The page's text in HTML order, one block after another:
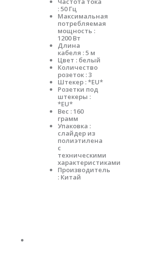
: 50 Гц
Максимальная
потребляемая
мощность :
1200 Вт
Длина
кабеля : 5 м
Цвет : белый
Количество
розеток : 3
Штекер : *EU*
Розетки под
штекеры :
*EU*
Вес : 160
грамм
Упаковка :
слайдер из
полиэтилена
с
техническими
характеристиками
Производитель
: Китай